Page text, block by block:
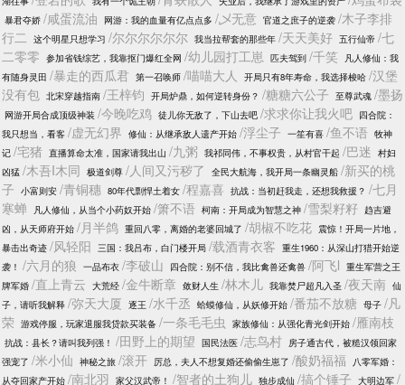
暴君夺娇 /咸蛋流油 网游：我的血量有亿点点多 /乄无意 官道之庶子的逆袭 /木子李排
行二 这个明星只想学习 /尔尔尔尔尔尔 我当拉帮套的那些年 /天天美好 五行仙帝 /七
二零零 参加省钱综艺，我靠抠门爆红全网 /幼儿园打工崽 匹夫驾到 /千笑 凡人修仙：我
有随身灵田 /暴走的西瓜君 第一召唤师 /喵喵大人 开局只有8年寿命，我选择梭哈 /汉堡
没有包 北宋穿越指南 /王梓钧 开局炉鼎，如何逆转身份？ /糖糖六公子 至尊武魂 /墨扬
网游开局合成顶级神装 /今晚吃鸡 徒儿你无敌了，下山去吧 /求求你让我火吧 四合院：
我只想当，看客 /虚无幻界 修仙：从继承敌人遗产开始 /浮尘子 一笙有喜 /鱼不语 牧神
记 /宅猪 直播算命太准，国家请我出山 /九粥 我祁同伟，不事权贵，从村官干起 /巴迷 村妇
凶猛 /木吾I木同 极道剑尊 /人间又污秽了 全民大航海，我开局一条幽灵船 /新买的桃
子 小富则安 /青铜穗 80年代剽悍土着女 /程嘉喜 抗战：当初赶我走，还想我救援？ /七月
寒蝉 凡人修仙，从当个小药奴开始 /箫不语 柯南：开局成为智慧之神 /雪梨籽籽 趋吉避
凶，从天师府开始 /月半鸽 重回八零，离婚的老婆回城了 /胡椒不吃花 震惊！开局一片地，
暴击出奇迹 /风轻阳 三国：我吕布，白门楼开局 /载酒青衣客 重生1960：从深山打猎开始逆
袭！ /六月的狼 一品布衣 /李破山 四合院：别不信，我比禽兽还禽兽 /阿飞l 重生军营之王
牌军婚 /直上青云 大荒经 /金牛断章 敛财人生 /林木儿 我靠焚尸超凡入圣 /夜天南 仙
子，请听我解释 /弥天大厦 逐王 /水千丞 蛤蟆修仙，从妖修开始 /番茄不放糖 母子 /凡
荣 游戏停服，玩家退服我贷款买装备 /一条毛毛虫 家族修仙：从强化青光剑开始 /雁南枝
抗战：县长？请叫我列强！ /田野上的期望 国民法医 /志鸟村 房子通古代，被糙汉领回家
强宠了 /米小仙 神秘之旅 /滚开 厉总，夫人不想复婚还偷偷生崽了 /酸奶福福
八零军婚：
从夺回家产开始 /南北羽 家父汉武帝！ /智者的土狗儿 独步成仙 /搞个锤子 大明边军 /